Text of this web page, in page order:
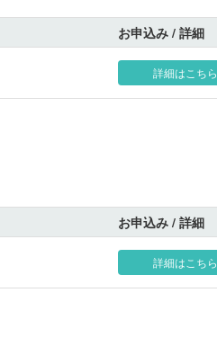
お申込み / 詳細
詳細はこちら
お申込み / 詳細
詳細はこちら